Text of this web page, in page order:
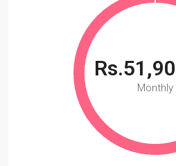
Monthly